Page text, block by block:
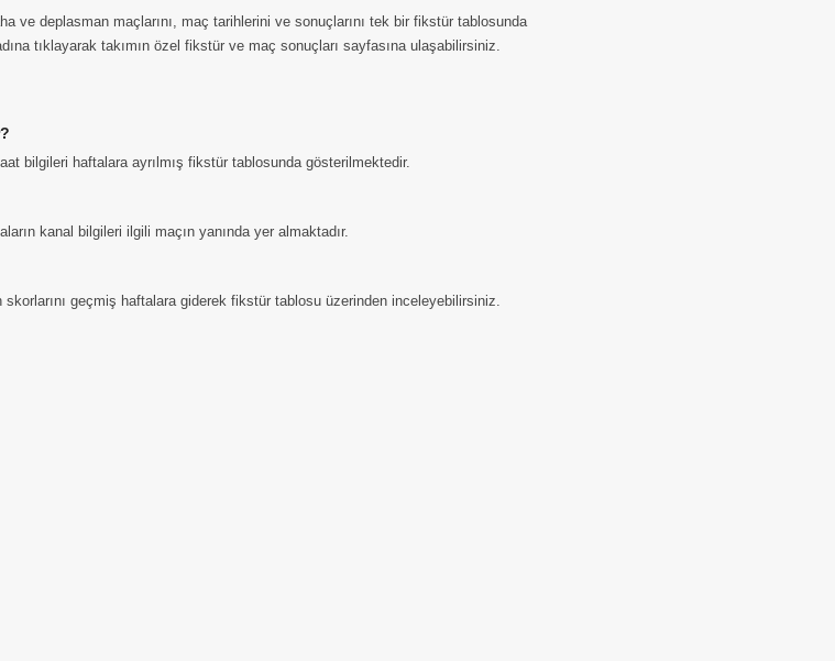
ve deplasman maçlarını, maç tarihlerini ve sonuçlarını tek bir fikstür tablosunda
tıklayarak takımın özel fikstür ve maç sonuçları sayfasına ulaşabilirsiniz.
bilgileri haftalara ayrılmış fikstür tablosunda gösterilmektedir.
kanal bilgileri ilgili maçın yanında yer almaktadır.
skorlarını geçmiş haftalara giderek fikstür tablosu üzerinden inceleyebilirsiniz.